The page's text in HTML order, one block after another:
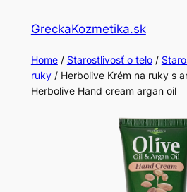
GreckaKozmetika.sk
Home/ Starostlivosť o telo/
ruky/ Herbolive Krém na ruky s
Herbolive Hand cream argan oil